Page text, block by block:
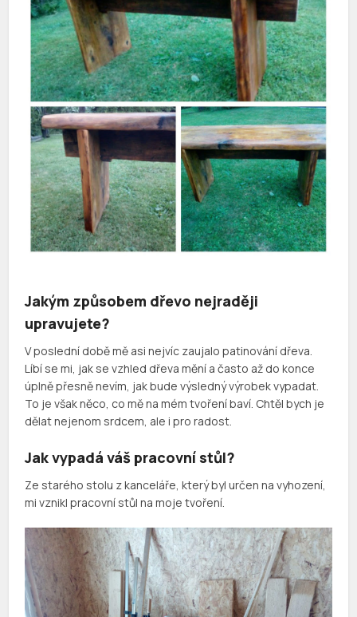
Jakým způsobem dřevo nejraději
upravujete?
V poslední době mě asi nejvíc zaujalo patinování dřeva.
Líbí se mi, jak se vzhled dřeva mění a často až do konce
úplně přesně nevím, jak bude výsledný výrobek vypadat.
To je však něco, co mě na mém tvoření baví. Chtěl bych je
dělat nejenom srdcem, ale i pro radost.
Jak vypadá váš pracovní stůl?
Ze starého stolu z kanceláře, který byl určen na vyhození,
mi vznikl pracovní stůl na moje tvoření.